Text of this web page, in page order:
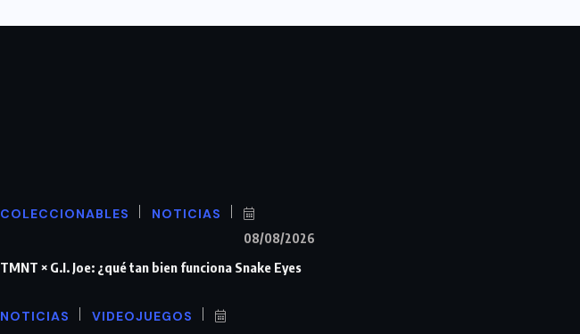
COLECCIONABLES NOTICIAS
08/08/2026
TMNT × G.I. Joe: ¿qué tan bien funciona Snake Eyes
NOTICIAS VIDEOJUEGOS